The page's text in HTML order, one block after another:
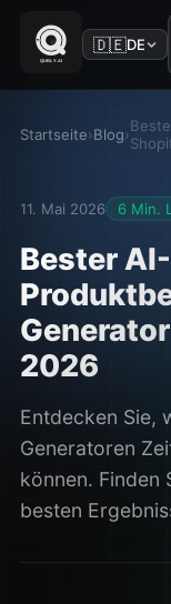
🇩🇪DE
Startseite›Blog›
11. Mai 2026 6 Min.
Bester AI-
2026
Entdecken Sie,
Generatoren
können. Finden
besten